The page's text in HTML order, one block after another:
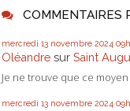
COMMENTAIRES
mercredi 13 novembre 2024
Oléandre sur Saint
Je ne trouve que ce
mercredi 13 novembre 2024